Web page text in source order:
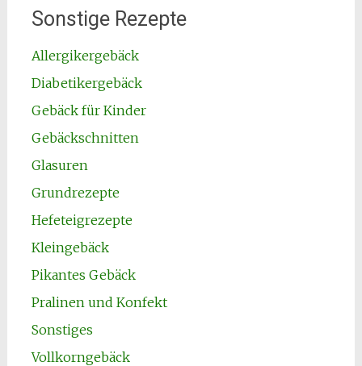
Sonstige Rezepte
Allergikergebäck
Diabetikergebäck
Gebäck für Kinder
Gebäckschnitten
Glasuren
Grundrezepte
Hefeteigrezepte
Kleingebäck
Pikantes Gebäck
Pralinen und Konfekt
Sonstiges
Vollkorngebäck